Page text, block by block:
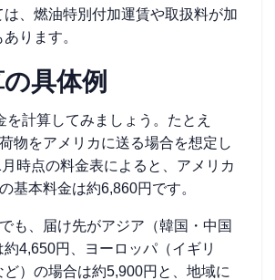
、燃油特別付加運賃や取扱料が加
ります。
具体例
を計算してみましょう。たとえ
物をアメリカに送る場合を想定し
時点の料金表によると、アメリカ
基本料金は約6,860円です。
も、届け先がアジア（韓国・中国
4,650円、ヨーロッパ（イギリ
ど）の場合は約5,900円と、地域に